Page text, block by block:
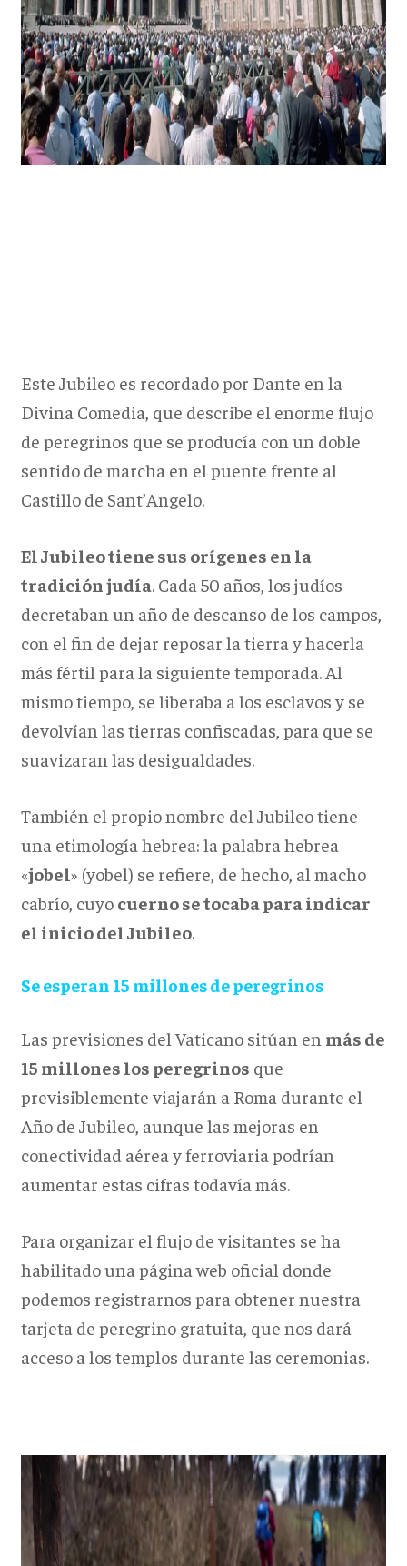
Este Jubileo es recordado por Dante en la
Divina Comedia, que describe el enorme flujo
de peregrinos que se producía con un doble
sentido de marcha en el puente frente al
Castillo de Sant’Angelo.
El Jubileo tiene sus orígenes en la
tradición judía. Cada 50 años, los judíos
decretaban un año de descanso de los campos,
con el fin de dejar reposar la tierra y hacerla
más fértil para la siguiente temporada. Al
mismo tiempo, se liberaba a los esclavos y se
devolvían las tierras confiscadas, para que se
suavizaran las desigualdades.
También el propio nombre del Jubileo tiene
una etimología hebrea: la palabra hebrea
«jobel» (yobel) se refiere, de hecho, al macho
cabrío, cuyo cuerno se tocaba para indicar
el inicio del Jubileo.
Se esperan 15 millones de peregrinos
Las previsiones del Vaticano sitúan en más de
15 millones los peregrinos que
previsiblemente viajarán a Roma durante el
Año de Jubileo, aunque las mejoras en
conectividad aérea y ferroviaria podrían
aumentar estas cifras todavía más.
Para organizar el flujo de visitantes se ha
habilitado una página web oficial donde
podemos registrarnos para obtener nuestra
tarjeta de peregrino gratuita, que nos dará
acceso a los templos durante las ceremonias.